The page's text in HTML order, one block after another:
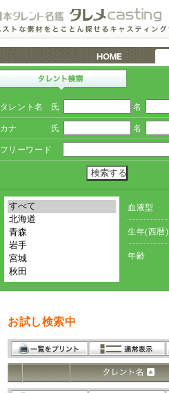
タレント名 氏 名
カナ 氏 名
フリーワード
血液型
生年(西暦)
年齢
お試し検索中